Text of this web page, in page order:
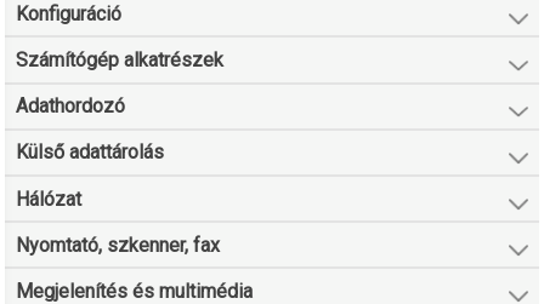
Konfiguráció
Számítógép alkatrészek
Adathordozó
Külső adattárolás
Hálózat
Nyomtató, szkenner, fax
Megjelenítés és multimédia